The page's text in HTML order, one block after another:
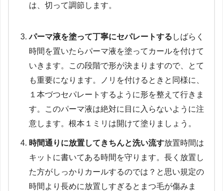
は、切って調節します。
パーマ液を塗って丁寧にセパレートする しばらく
時間を置いたらパーマ液を塗ってカールを付けて
いきます。
この段階で形が決まりますので、とて
も重要になります。
ノリを付けるときと同様に、
１本づつセパレートするように形を整えて行きま
す。
このパーマ液は絶対に目に入らないように注
意します。 根本１ミリは開けて塗りましょう。
時間通りに放置してきちんと洗い流す放置時間は
キットに書いてある時間を守ります。 長く放置し
た方がしっかりカールするのでは？と思い規定の
時間より長めに放置しすぎるとまつ毛が傷みま